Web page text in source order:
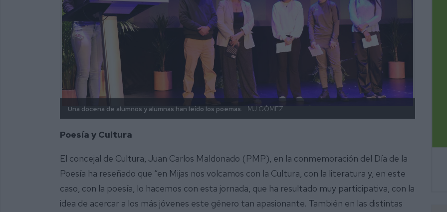
Una docena de alumnos y alumnas han leído los poemas. MJ GÓMEZ
Poesía y Cultura
El concejal de Cultura, Juan Carlos Maldonado (PMP), en la conmemoración del Día de la
Poesía ha reseñado que “en Mijas nos volcamos con la Cultura, con la literatura y, en este
caso, con la poesía, lo hacemos con esta jornada, que ha resultado muy participativa, con la
idea de acercar a los más jóvenes este género tan apasionante. También en las distintas